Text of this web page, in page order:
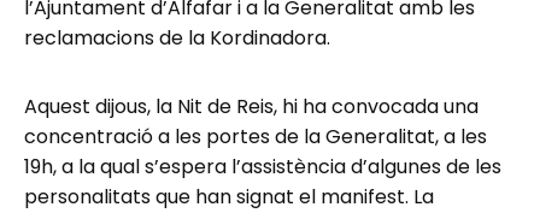
l’Ajuntament d’Alfafar i a la Generalitat amb les
reclamacions de la Kordinadora.
Aquest dijous, la Nit de Reis, hi ha convocada una
concentració a les portes de la Generalitat, a les
19h, a la qual s’espera l’assistència d’algunes de les
personalitats que han signat el manifest. La